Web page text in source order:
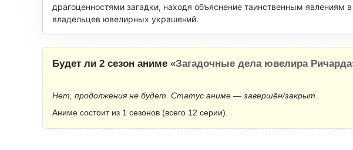
драгоценностями загадки, находя объяснение таинственным явлениям
владельцев ювелирных украшений.
Будет ли 2 сезон аниме «Загадочные дела ювелира
Нет, продолжения не будет. Статус аниме — завершён/закрыт.
Аниме состоит из 1 сезонов (всего 12 серии).